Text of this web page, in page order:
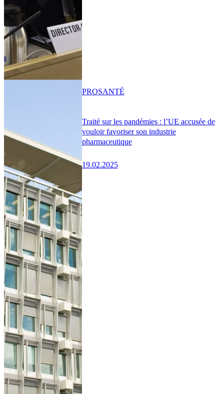
Traité sur les pandémies : l’UE accusée de
vouloir favoriser son industrie
pharmaceutique
19.02.2025
PROSANTÉ